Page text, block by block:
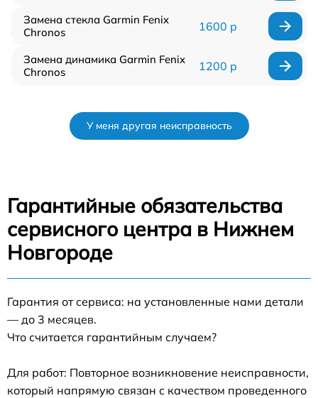
Замена стекла Garmin Fenix
Chronos
1600 р
Замена динамика Garmin Fenix
Chronos
1200 р
У меня другая неисправность
Гарантийные обязательства
сервисного центра в Нижнем
Новгороде
Гарантия от сервиса: на установленные нами детали
— до 3 месяцев.
Что считается гарантийным случаем?
Для работ: Повторное возникновение неисправности,
который напрямую связан с качеством проведенного